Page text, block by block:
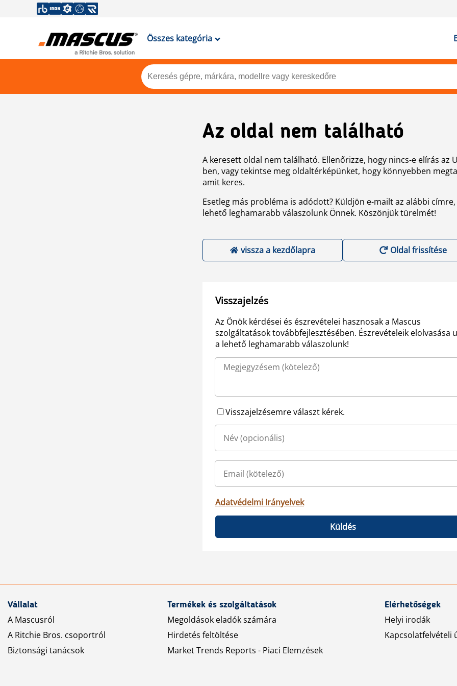
Összes kategória
Az oldal nem található
A keresett oldal nem található. Ellenőrizze, hogy nincs-e elírás az
ben, vagy tekintse meg oldaltérképünket, hogy könnyebben
amit keres.
Esetleg más probléma is adódott? Küldjön e-mailt az alábbi címre,
lehető leghamarabb válaszolunk Önnek. Köszönjük türelmét!
vissza a kezdőlapra Oldal frissítése
Visszajelzés
Az Önök kérdései és észrevételei hasznosak a Mascus
szolgáltatások továbbfejlesztésében. Észrevételeik elolvasása
a lehető leghamarabb válaszolunk!
Visszajelzésemre választ kérek.
Adatvédelmi Irányelvek
Küldés
Vállalat
A Mascusról
A Ritchie Bros. csoportról
Biztonsági tanácsok
Termékek és szolgáltatások
Megoldások eladók számára
Hirdetés feltöltése
Market Trends Reports - Piaci Elemzések
Elérhetőségek
Helyi irodák
Kapcsolatfelvételi